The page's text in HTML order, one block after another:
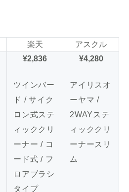
楽天
アスクル
¥2,836
ツインバー
ド / サイク
ロン式ステ
ィッククリ
ーナー / コ
ード式 / フ
ロアブラシ
タイプ
¥4,280
アイリスオ
ーヤマ /
2WAYステ
ィッククリ
ーナースリ
ム